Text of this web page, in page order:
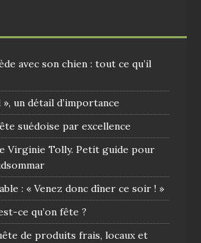
avec son chien : tout ce qu’il
un détail d’importance
suédoise par excellence
Virginie Tolly. Petit guide pour
: « Venez donc dîner ce soir ! »
ce qu’on fête ?
de produits frais, locaux et